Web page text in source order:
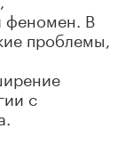
феномен. В
проблемы,
с